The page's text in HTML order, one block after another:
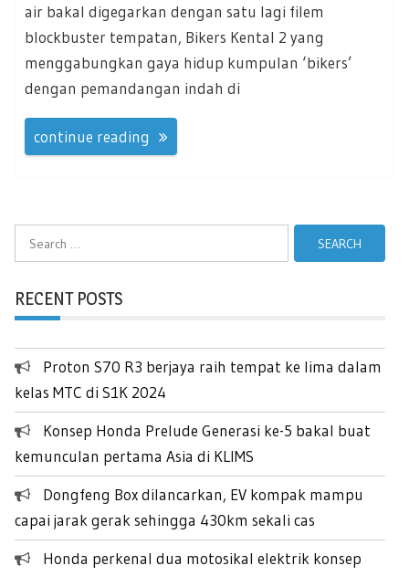
air bakal digegarkan dengan satu lagi filem
blockbuster tempatan, Bikers Kental 2 yang
menggabungkan gaya hidup kumpulan ‘bikers’
dengan pemandangan indah di
continue reading
RECENT POSTS
Proton S70 R3 berjaya raih tempat ke lima dalam
kelas MTC di S1K 2024
Konsep Honda Prelude Generasi ke-5 bakal buat
kemunculan pertama Asia di KLIMS
Dongfeng Box dilancarkan, EV kompak mampu
capai jarak gerak sehingga 430km sekali cas
Honda perkenal dua motosikal elektrik konsep